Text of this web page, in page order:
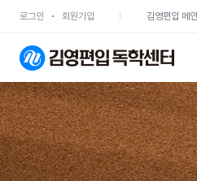
로그인 회원가입 김영편입 메인